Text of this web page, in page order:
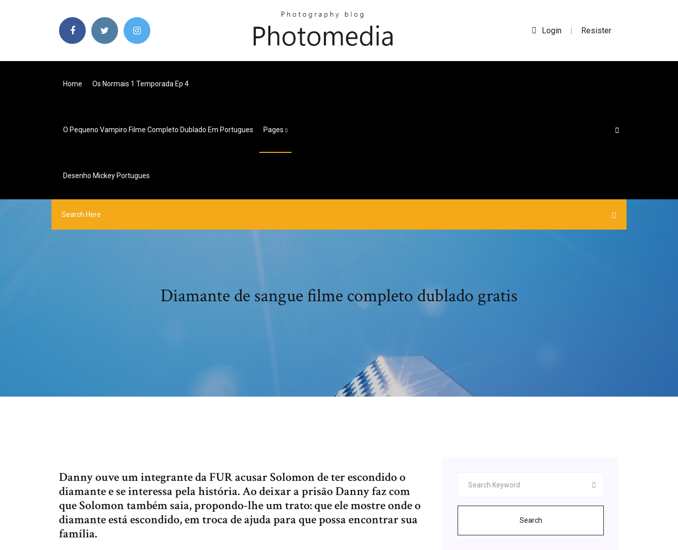
Login | Resister
Home Os Normais 1 Temporada Ep 4
O Pequeno Vampiro Filme Completo Dublado Em Portugues Pages
Desenho Mickey Portugues
Diamante de sangue filme completo dublado gratis
Danny ouve um integrante da FUR acusar Solomon de ter escondido o
diamante e se interessa pela história. Ao deixar a prisão Danny faz com
que Solomon também saia, propondo-lhe um trato: que ele mostre onde o
diamante está escondido, em troca de ajuda para que possa encontrar sua
família.
Search